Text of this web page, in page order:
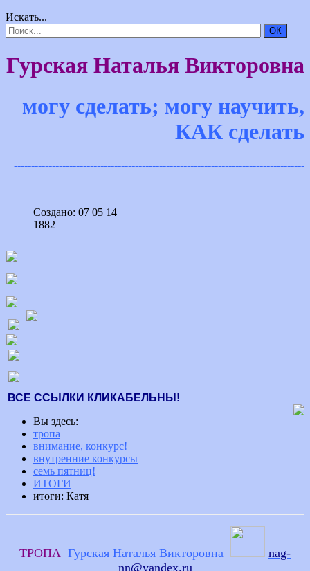
Искать...
ОК
Гурская Наталья Викторовна
могу сделать; могу научить,
КАК сделать
------------------------------------------------------------------------------------
Создано: 07 05 14
1882
ВСЕ ССЫЛКИ КЛИКАБЕЛЬНЫ!
Вы здесь:
тропа
внимание, конкурс!
внутренние конкурсы
семь пятниц!
ИТОГИ
итоги: Катя
ТРОПА Гурская Наталья Викторовна
nag-
nn@yandex.ru